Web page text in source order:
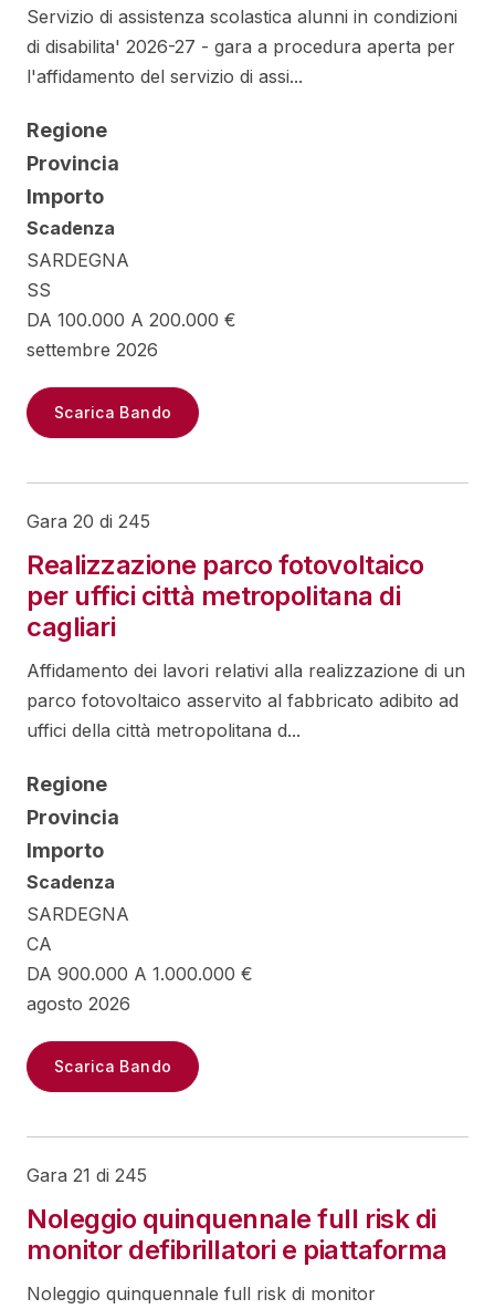
Servizio di assistenza scolastica alunni in condizioni
di disabilita' 2026-27 - gara a procedura aperta per
l'affidamento del servizio di assi...
Regione
Provincia
Importo
Scadenza
SARDEGNA
SS
DA 100.000 A 200.000 €
settembre 2026
Scarica Bando
Gara 20 di 245
Realizzazione parco fotovoltaico
per uffici città metropolitana di
cagliari
Affidamento dei lavori relativi alla realizzazione di un
parco fotovoltaico asservito al fabbricato adibito ad
uffici della città metropolitana d...
Regione
Provincia
Importo
Scadenza
SARDEGNA
CA
DA 900.000 A 1.000.000 €
agosto 2026
Scarica Bando
Gara 21 di 245
Noleggio quinquennale full risk di
monitor defibrillatori e piattaforma
Noleggio quinquennale full risk di monitor